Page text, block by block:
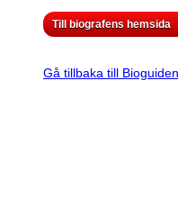
Till biografens hemsida
Gå tillbaka till Bioguiden